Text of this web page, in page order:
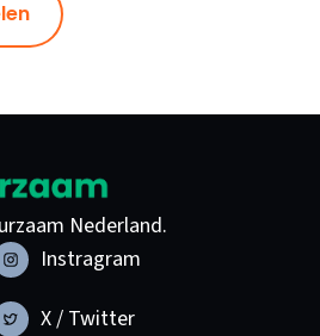
Nederland.
Instragram
X / Twitter